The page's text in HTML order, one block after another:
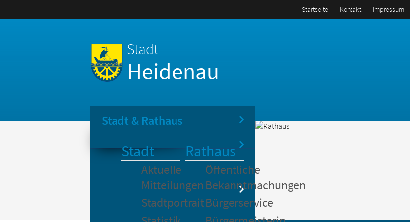
Startseite Kontakt Impressum
Stadt
Heidenau
Stadt & Rathaus
Stadt
Aktuelle
Mitteilungen
Stadtportrait
Rathaus
Öffentliche
Bekanntmachungen
Bürgerservice